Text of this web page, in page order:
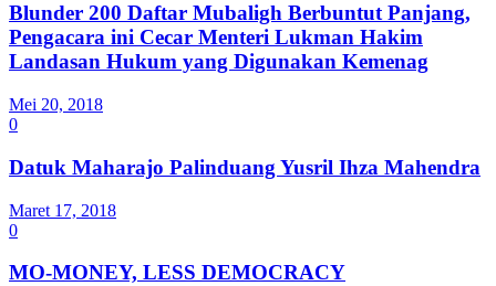
Blunder 200 Daftar Mubaligh Berbuntut Panjang,
Pengacara ini Cecar Menteri Lukman Hakim
Landasan Hukum yang Digunakan Kemenag
Mei 20, 2018
0
Datuk Maharajo Palinduang Yusril Ihza Mahendra
Maret 17, 2018
0
MO-MONEY, LESS DEMOCRACY